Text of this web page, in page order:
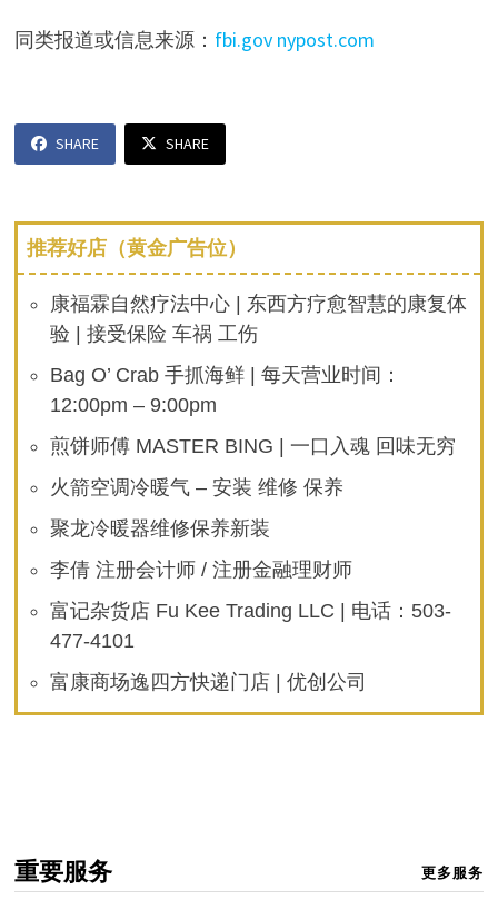
同类报道或信息来源： fbi.gov nypost.com
SHARE SHARE
推荐好店（黄金广告位）
康福霖自然疗法中心 | 东西方疗愈智慧的康复体
验 | 接受保险 车祸 工伤
Bag O’ Crab 手抓海鲜 | 每天营业时间：
12:00pm – 9:00pm
煎饼师傅 MASTER BING | 一口入魂 回味无穷
火箭空调冷暖气 – 安装 维修 保养
聚龙冷暖器维修保养新装
李倩 注册会计师 / 注册金融理财师
富记杂货店 Fu Kee Trading LLC | 电话：503-
477-4101
富康商场逸四方快递门店 | 优创公司
重要服务 更多服务